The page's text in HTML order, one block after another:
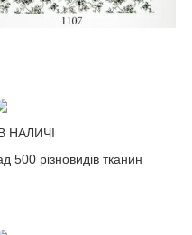
НАЛИЧІ
500 різновидів тканин